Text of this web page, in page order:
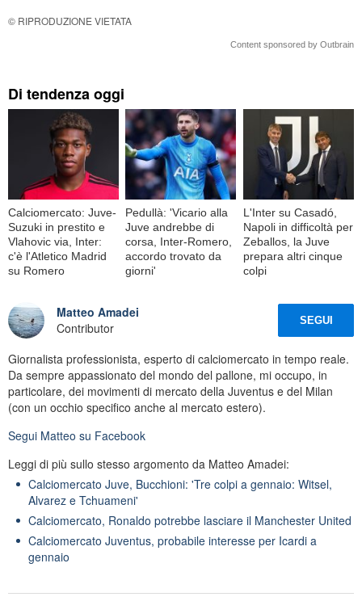
© RIPRODUZIONE VIETATA
Content sponsored by Outbrain
Di tendenza oggi
Calciomercato: Juve-
Suzuki in prestito e
Vlahovic via, Inter:
c'è l'Atletico Madrid
su Romero
Pedullà: 'Vicario alla
Juve andrebbe di
corsa, Inter-Romero,
accordo trovato da
giorni'
L'Inter su Casadó,
Napoli in difficoltà per
Zeballos, la Juve
prepara altri cinque
colpi
Matteo Amadei
Contributor
SEGUI
Giornalista professionista, esperto di calciomercato in tempo reale.
Da sempre appassionato del mondo del pallone, mi occupo, in
particolare, dei movimenti di mercato della Juventus e del Milan
(con un occhio specifico anche al mercato estero).
Segui Matteo su Facebook
Leggi di più sullo stesso argomento da Matteo Amadei:
Calciomercato Juve, Bucchioni: 'Tre colpi a gennaio: Witsel,
Alvarez e Tchuameni'
Calciomercato, Ronaldo potrebbe lasciare il Manchester United
Calciomercato Juventus, probabile interesse per Icardi a
gennaio